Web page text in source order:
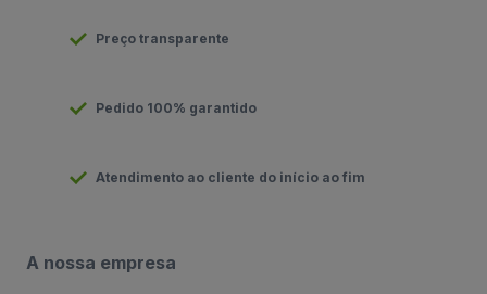
Preço transparente
Pedido 100% garantido
Atendimento ao cliente do início ao fim
A nossa empresa